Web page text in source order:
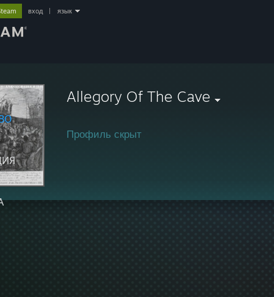
вход язык
Allegory Of The Cave
Профиль скрыт